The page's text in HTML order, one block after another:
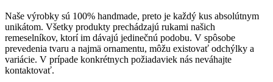
Naše výrobky sú 100% handmade, preto je každý kus absolútnym
unikátom. Všetky produkty prechádzajú rukami našich
remeselníkov, ktorí im dávajú jedinečnú podobu. V spôsobe
prevedenia tvaru a najmä ornamentu, môžu existovať odchýlky a
variácie. V prípade konkrétnych požiadaviek nás neváhajte
kontaktovať.